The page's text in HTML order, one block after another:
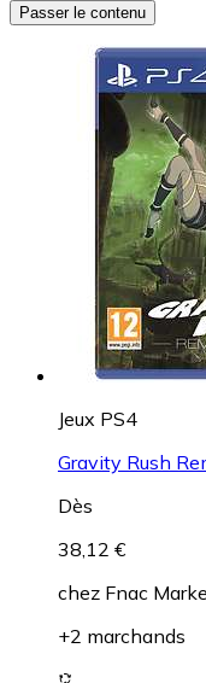
Passer le contenu
Jeux PS4
Gravity Rush
Dès
38,12 €
chez Fnac
+2 marchands